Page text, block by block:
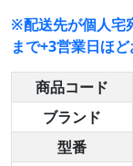
※配送先が個人宅
まで+3営業日ほ
商品コード
ブランド
型番